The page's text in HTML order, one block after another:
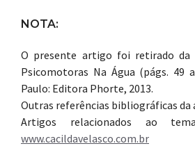
NOTA:
O presente artigo foi retirado da
Psicomotoras Na Água (págs. 49
Paulo: Editora Phorte, 2013.
Outras referências bibliográficas da
Artigos relacionados ao
www.cacildavelasco.com.br